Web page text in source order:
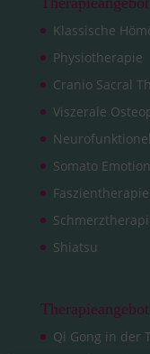
Klassische
Physiotherapie
Cranio Sacral
Viszerale
Somato
Faszientherapie
Shiatsu
Therapieangebot
Qi Gong in der